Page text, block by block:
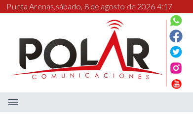
Punta Arenas,sábado, 8 de agosto de 2026 4:17